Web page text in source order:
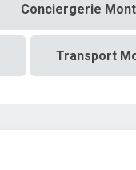
Conciergerie
Transport